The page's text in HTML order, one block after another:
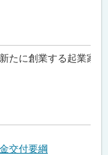
たに創業する起業家
交付要綱